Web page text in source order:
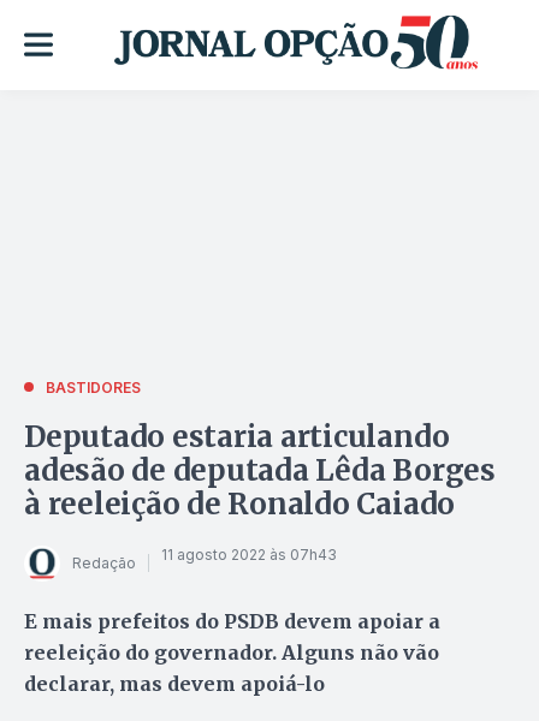
BASTIDORES
Deputado estaria articulando
adesão de deputada Lêda Borges
à reeleição de Ronaldo Caiado
Redação 11 agosto 2022 às 07h43
E mais prefeitos do PSDB devem apoiar a
reeleição do governador. Alguns não vão
declarar, mas devem apoiá-lo